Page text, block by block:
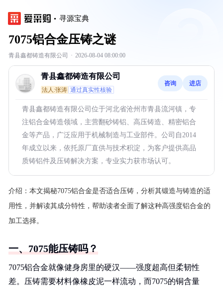
寻源宝典
7075铝合金压铸之谜
青县鑫都铸造有限公司 · 2026-08-04 08:00:00
青县鑫都铸造有限公司
法人:张涛 通过真实性核验
咨询 进店
青县鑫都铸造有限公司位于河北省沧州市青县流河镇，专
注铝合金铸造领域，主营翻砂铸铝、高压铸造、精密铝合
金等产品，广泛应用于机械制造与工业部件。公司自2014
年成立以来，依托原厂直供与技术积淀，为客户提供高品
质铸铝件及压铸解决方案，专业实力获市场认可。
介绍： 本文揭秘7075铝合金是否适合压铸，分析其锻造与铸造的适
用性，并解读其成分特性，帮助读者全面了解这种高强度铝合金的
加工选择。
一、7075能压铸吗？
7075铝合金就像健身房里的硬汉——强度超高但柔韧性
差。压铸需要材料像橡皮泥一样流动，而7075的铜含量